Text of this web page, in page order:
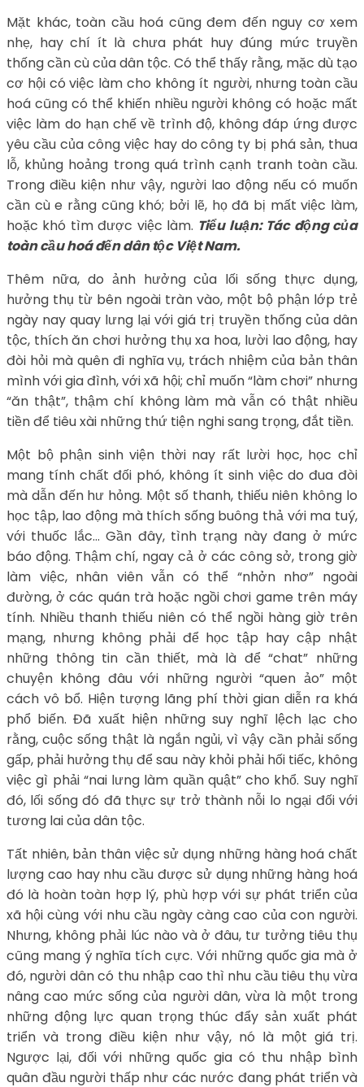
Mặt khác, toàn cầu hoá cũng đem đến nguy cơ xem
nhẹ, hay chí ít là chưa phát huy đúng mức truyền
thống cần cù của dân tộc. Có thể thấy rằng, mặc dù tạo
cơ hội có việc làm cho không ít người, nhưng toàn cầu
hoá cũng có thể khiến nhiều người không có hoặc mất
việc làm do hạn chế về trình độ, không đáp ứng được
yêu cầu của công việc hay do công ty bị phá sản, thua
lỗ, khủng hoảng trong quá trình cạnh tranh toàn cầu.
Trong điều kiện như vậy, người lao động nếu có muốn
cần cù e rằng cũng khó; bởi lẽ, họ đã bị mất việc làm,
hoặc khó tìm được việc làm. Tiểu luận: Tác động của
toàn cầu hoá đến dân tộc Việt Nam.
Thêm nữa, do ảnh hưởng của lối sống thực dụng,
hưởng thụ từ bên ngoài tràn vào, một bộ phận lớp trẻ
ngày nay quay lưng lại với giá trị truyền thống của dân
tộc, thích ăn chơi hưởng thụ xa hoa, lười lao động, hay
đòi hỏi mà quên đi nghĩa vụ, trách nhiệm của bản thân
mình với gia đình, với xã hội; chỉ muốn “làm chơi” nhưng
“ăn thật”, thậm chí không làm mà vẫn có thật nhiều
tiền để tiêu xài những thứ tiện nghi sang trọng, đắt tiền.
Một bộ phận sinh viện thời nay rất lười học, học chỉ
mang tính chất đối phó, không ít sinh việc do đua đòi
mà dẫn đến hư hỏng. Một số thanh, thiếu niên không lo
học tập, lao động mà thích sống buông thả với ma tuý,
với thuốc lắc… Gần đây, tình trạng này đang ở mức
báo động. Thậm chí, ngay cả ở các công sở, trong giờ
làm việc, nhân viên vẫn có thể “nhởn nhơ” ngoài
đường, ở các quán trà hoặc ngồi chơi game trên máy
tính. Nhiều thanh thiếu niên có thể ngồi hàng giờ trên
mạng, nhưng không phải để học tập hay cập nhật
những thông tin cần thiết, mà là để “chat” những
chuyện không đâu với những người “quen ảo” một
cách vô bổ. Hiện tượng lãng phí thời gian diễn ra khá
phổ biến. Đã xuất hiện những suy nghĩ lệch lạc cho
rằng, cuộc sống thật là ngắn ngủi, vì vậy cần phải sống
gấp, phải hưởng thụ để sau này khỏi phải hối tiếc, không
việc gì phải “nai lưng làm quần quật” cho khổ. Suy nghĩ
đó, lối sống đó đã thực sự trở thành nỗi lo ngại đối với
tương lai của dân tộc.
Tất nhiên, bản thân việc sử dụng những hàng hoá chất
lượng cao hay nhu cầu được sử dụng những hàng hoá
đó là hoàn toàn hợp lý, phù hợp với sự phát triển của
xã hội cùng với nhu cầu ngày càng cao của con người.
Nhưng, không phải lúc nào và ở đâu, tư tưởng tiêu thụ
cũng mang ý nghĩa tích cực. Với những quốc gia mà ở
đó, người dân có thu nhập cao thì nhu cầu tiêu thụ vừa
nâng cao mức sống của người dân, vừa là một trong
những động lực quan trọng thúc đẩy sản xuất phát
triển và trong điều kiện như vậy, nó là một giá trị.
Ngược lại, đối với những quốc gia có thu nhập bình
quân đầu người thấp như các nước đang phát triển và